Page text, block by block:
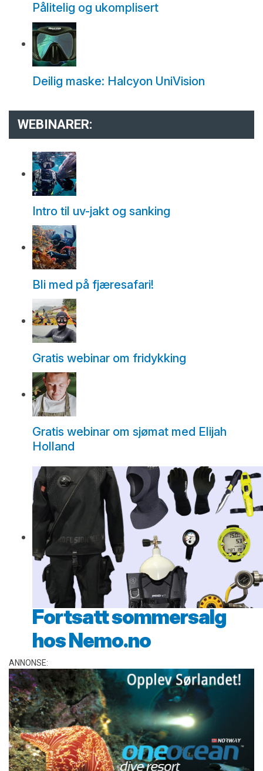
Pålitelig og ukomplisert
Deilig maske: Halcyon UniVision
WEBINARER:
Intro til uv-jakt og sanking
Bli med på fjæresafari!
Gratis webinar om fridykking
Gratis webinar om sjømat med Elijah
Holland
Fortsatt sommersalg
hos Nemo.no
ANNONSE: